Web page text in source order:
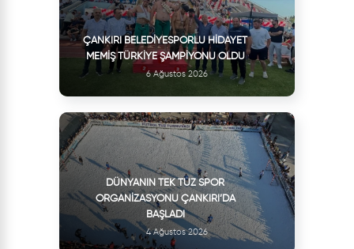
ÇANKIRI BELEDIYESPORLU HIDAYET
MEMIŞ TÜRKIYE ŞAMPIYONU OLDU
6 Ağustos 2026
DÜNYANIN TEK TUZ SPOR
ORGANIZASYONU ÇANKIRI’DA
BAŞLADI
4 Ağustos 2026